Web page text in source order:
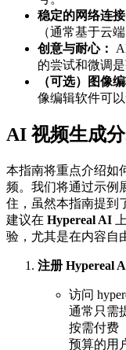
稳定的网络连接
（通常基于云
创意与耐心：
的尝试和微调
（可选）图像
像编辑软件可
AI 视频生成
本指南将重点介绍如
频。我们将通过示例
住，虽然本指南提到
建议在 Hypereal AI
验，尤其是在内容自
注册 Hypereal
访问
通常只需
按需付费
预算的用